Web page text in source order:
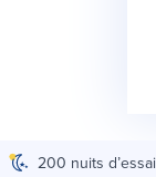
200 nuits d’essai